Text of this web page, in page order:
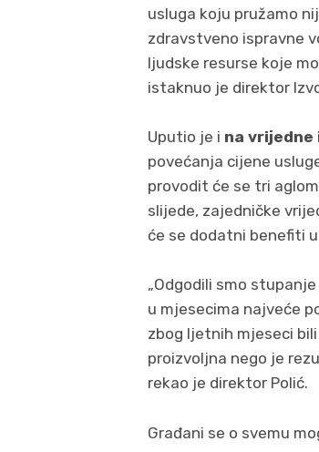
usluga koju pružamo
zdravstveno ispravne
ljudske resurse koje
istaknuo je direktor
Uputio je i na
povećanja cijene
provodit će se tri
slijede, zajedničke
će se dodatni benefiti
„Odgodili smo
u mjesecima najveće
zbog ljetnih mjeseci
proizvoljna nego je
rekao je direktor Polić.
Građani se o svemu